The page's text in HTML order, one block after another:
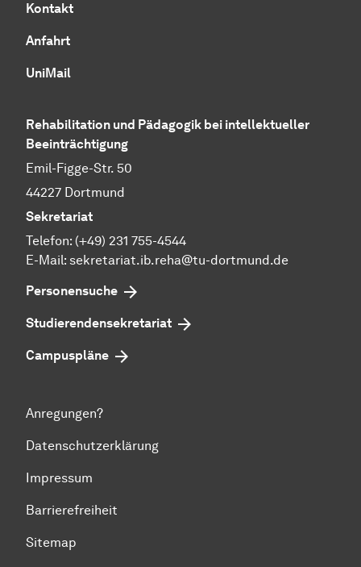
Kontakt
Anfahrt
UniMail
Rehabilitation und Pädagogik bei intellektueller
Beeinträchtigung
Emil-Figge-Str. 50
44227 Dortmund
Sekretariat
Telefon: (+49) 231 755-4544
E-Mail: sekretariat.ib.reha@tu-dortmund.de
Personensuche
Studierendensekretariat
Campuspläne
Anregungen?
Datenschutzerklärung
Impressum
Barrierefreiheit
Sitemap